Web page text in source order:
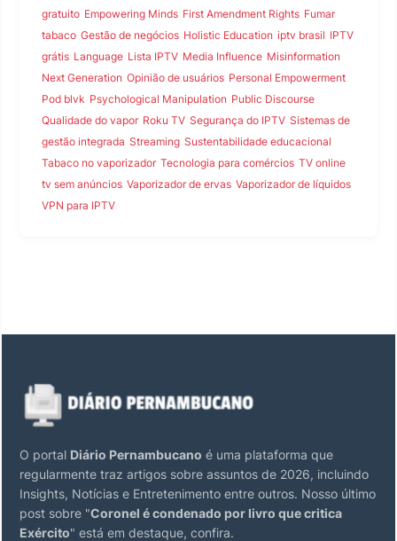
gratuito Empowering Minds First Amendment Rights Fumar
tabaco Gestão de negócios Holistic Education iptv brasil IPTV
grátis Language Lista IPTV Media Influence Misinformation
Next Generation Opinião de usuários Personal Empowerment
Pod blvk Psychological Manipulation Public Discourse
Qualidade do vapor Roku TV Segurança do IPTV Sistemas de
gestão integrada Streaming Sustentabilidade educacional
Tabaco no vaporizador Tecnologia para comércios TV online
tv sem anúncios Vaporizador de ervas Vaporizador de líquidos
VPN para IPTV
O portal Diário Pernambucano é uma plataforma que
regularmente traz artigos sobre assuntos de 2026, incluindo
Insights, Notícias e Entretenimento entre outros. Nosso último
post sobre "Coronel é condenado por livro que critica
Exército" está em destaque, confira.